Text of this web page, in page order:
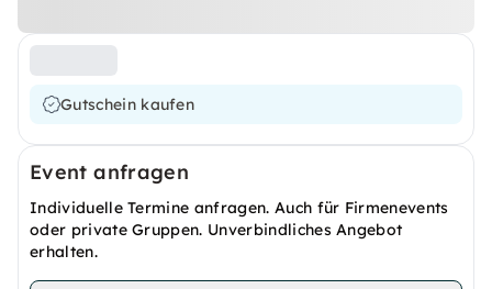
Gutschein kaufen
Event anfragen
Individuelle Termine anfragen. Auch für Firmenevents
oder private Gruppen. Unverbindliches Angebot
erhalten.